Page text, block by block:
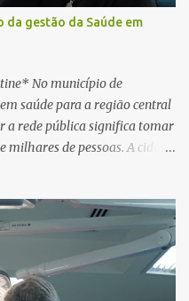
Após realizar o
bloqueada por algumas
a vítima tentou
mas não obteve
da gestão da Saúde em
No município de
saúde para a região central
a rede pública significa tomar
de pessoas. A cidade
cidades do entorno,
da gestão sobre
últimos anos, o Governo
destinados ao fortalecimento
hospitalar e da